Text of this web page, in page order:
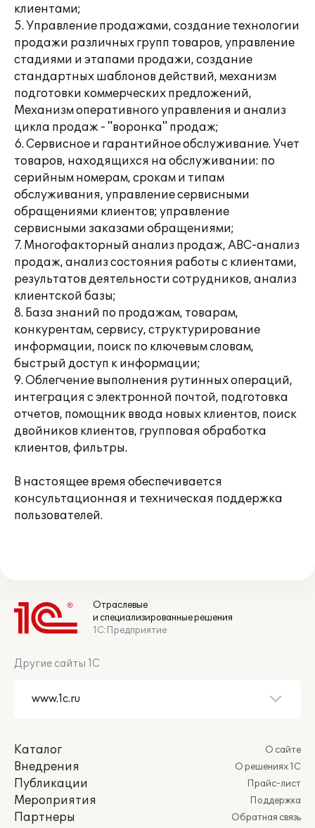
клиентами;
5. Управление продажами, создание технологии
продажи различных групп товаров, управление
стадиями и этапами продажи, создание
стандартных шаблонов действий, механизм
подготовки коммерческих предложений,
Механизм оперативного управления и анализ
цикла продаж - "воронка" продаж;
6. Сервисное и гарантийное обслуживание. Учет
товаров, находящихся на обслуживании: по
серийным номерам, срокам и типам
обслуживания, управление сервисными
обращениями клиентов; управление
сервисными заказами обращениями;
7. Многофакторный анализ продаж, АВС-анализ
продаж, анализ состояния работы с клиентами,
результатов деятельности сотрудников, анализ
клиентской базы;
8. База знаний по продажам, товарам,
конкурентам, сервису, структурирование
информации, поиск по ключевым словам,
быстрый доступ к информации;
9. Облегчение выполнения рутинных операций,
интеграция с электронной почтой, подготовка
отчетов, помощник ввода новых клиентов, поиск
двойников клиентов, групповая обработка
клиентов, фильтры.
В настоящее время обеспечивается
консультационная и техническая поддержка
пользователей.
Отраслевые
и специализированные решения
1С:Предприятие
Другие сайты 1С
Каталог
Внедрения
Публикации
Мероприятия
Партнеры
О сайте
О решениях 1С
Прайс-лист
Поддержка
Обратная связь